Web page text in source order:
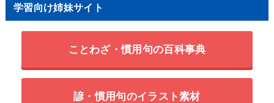
学習向け姉妹サイト
ことわざ・慣用句の百科事典
諺・慣用句のイラスト素材